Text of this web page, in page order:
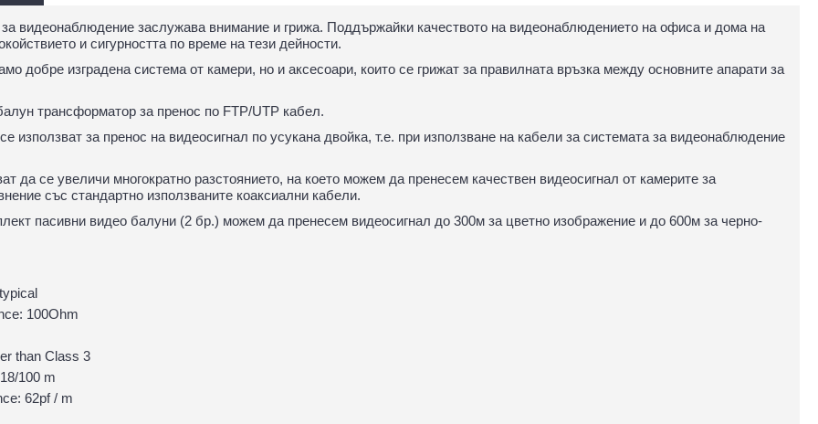
за видеонаблюдение заслужава внимание и грижа. Поддържайки качеството на видеонаблюдението на офиса и дома на
и сигурността по време на тези дейности.
добре изградена система от камери, но и аксесоари, които се грижат за правилната връзка между основните апарати за
трансформатор за пренос по FTP/UTP кабел.
използват за пренос на видеосигнал по усукана двойка, т.е. при използване на кабели за системата за видеонаблюдение
да се увеличи многократно разстоянието, на което можем да пренесем качествен видеосигнал от камерите за
със стандартно използваните коаксиални кабели.
пасивни видео балуни (2 бр.) можем да пренесем видеосигнал до 300м за цветно изображение и до 600м за черно-
100Ohm
than Class 3
100 m
62pf / m